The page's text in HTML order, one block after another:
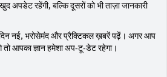
अपडेट रहेंगी, बल्कि दूसरों को भी ताज़ा जानकारी
दिन नई, भरोसेमंद और प्रैक्टिकल ख़बरें पढ़ें। अगर आप
आपका ज्ञान हमेशा अप‑टू‑डेट रहेगा।